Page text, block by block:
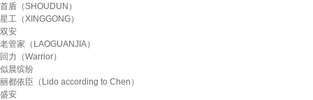
首盾（SHOUDUN）
星工（XINGGONG）
双安
老管家（LAOGUANJIA）
回力（Warrior）
似晨缤纷
丽都依臣（Lido according to Chen）
盛安